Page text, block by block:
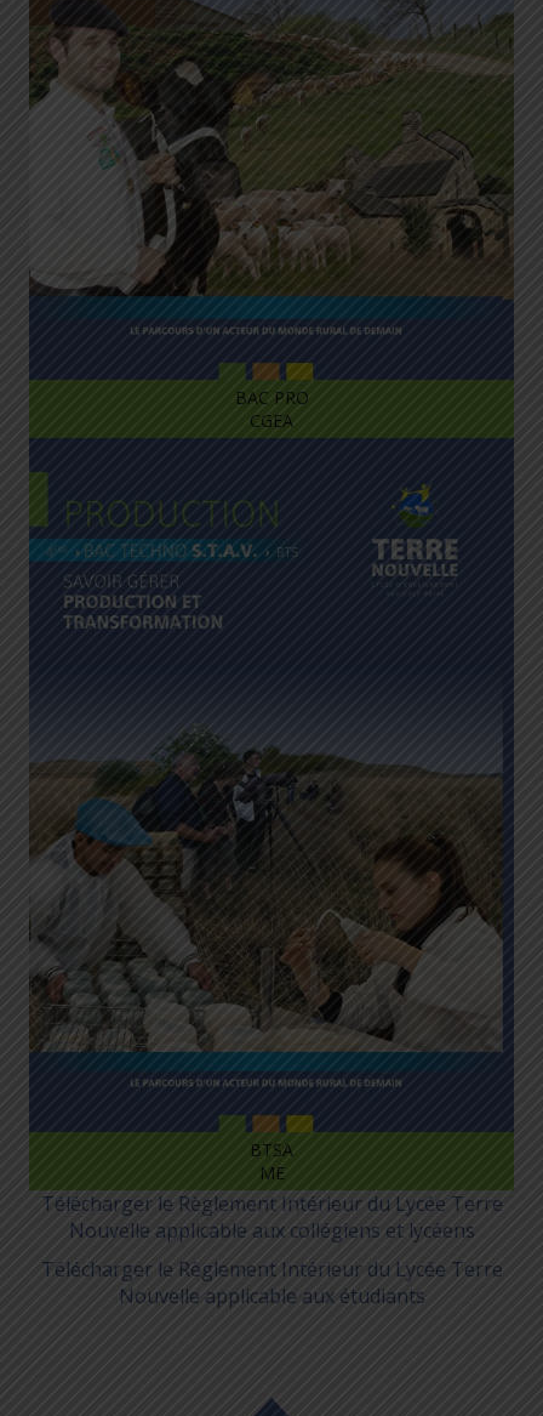
BAC PRO
CGEA
BTSA
ME
Télécharger le Règlement Intérieur du Lycée Terre
Nouvelle applicable aux collégiens et lycéens
Télécharger le Règlement Intérieur du Lycée Terre
Nouvelle applicable aux étudiants